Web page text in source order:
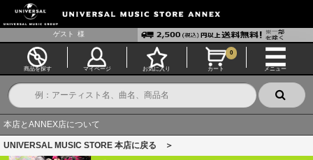
ゲスト 様
商品を探す マイページ お気に入り カート
0
メニュー
本店とANNEX店について
UNIVERSAL MUSIC STORE 本店に戻る ＞